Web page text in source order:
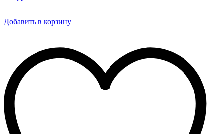
Добавить в корзину